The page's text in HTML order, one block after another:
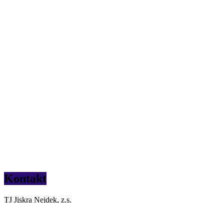
Kontakt
TJ Jiskra Nejdek, z.s.